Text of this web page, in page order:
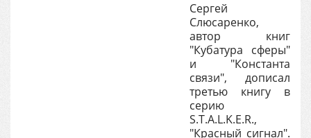
Сергей
Слюсаренко,
автор книг
"Кубатура сферы"
и "Константа
связи", дописал
третью книгу в
серию
S.T.A.L.K.E.R.,
"Красный сигнал".